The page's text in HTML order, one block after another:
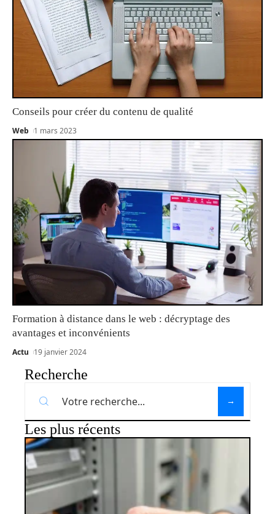
Conseils pour créer du contenu de qualité
Web 1 mars 2023
Formation à distance dans le web : décryptage des
avantages et inconvénients
Actu 19 janvier 2024
Recherche
Les plus récents